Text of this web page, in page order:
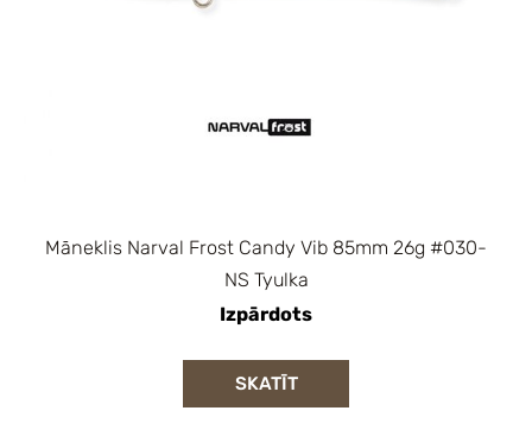
Māneklis Narval Frost Candy Vib 85mm 26g #030-
NS Tyulka
Izpārdots
SKATĪT